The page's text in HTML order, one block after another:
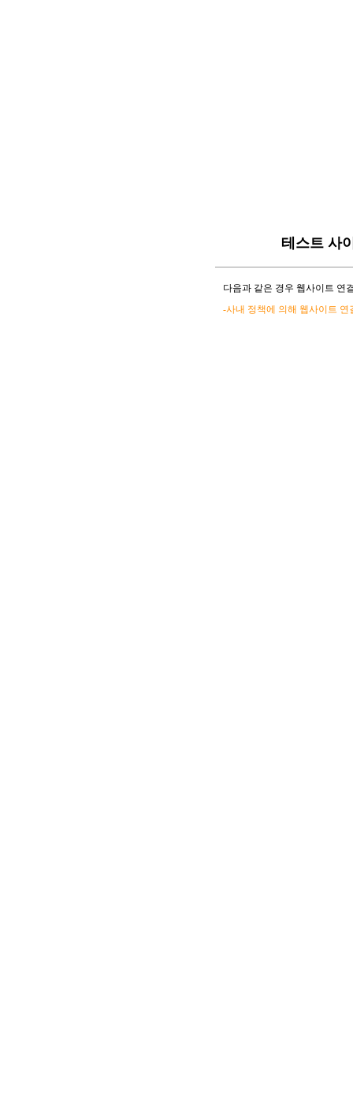
테스트 사
다음과 같은 경우 웹사이트 연
-사내 정책에 의해 웹사이트